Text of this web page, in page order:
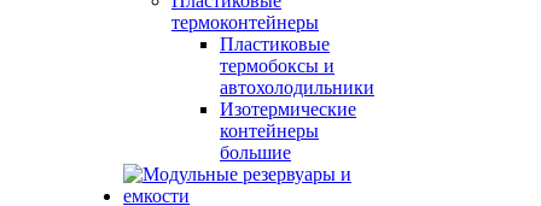
термоконтейнеры
Пластиковые
термобоксы и
автохолодильники
Изотермические
контейнеры
большие